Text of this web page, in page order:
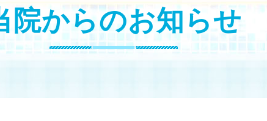
院からのお知らせ